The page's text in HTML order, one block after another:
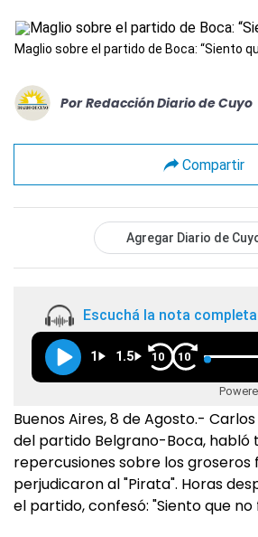
Maglio sobre el partido de Boca: “Siento
Por Redacción Diario de Cuyo
Compartir
Agregar Diario de
Escuchá la nota completa
1 1.5 10 10
Buenos Aires, 8 de Agosto.-
del partido Belgrano-Boca, habló
repercusiones sobre los groseros
perjudicaron al "Pirata". Horas
el partido, confesó: "Siento que no